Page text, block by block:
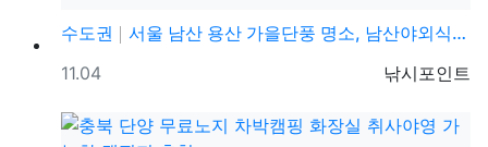
수도권
서울 남산 용산 가을단풍 명소, 남산야외식물원, 남산골…
등록자
낚시포인트
등록일
11.04